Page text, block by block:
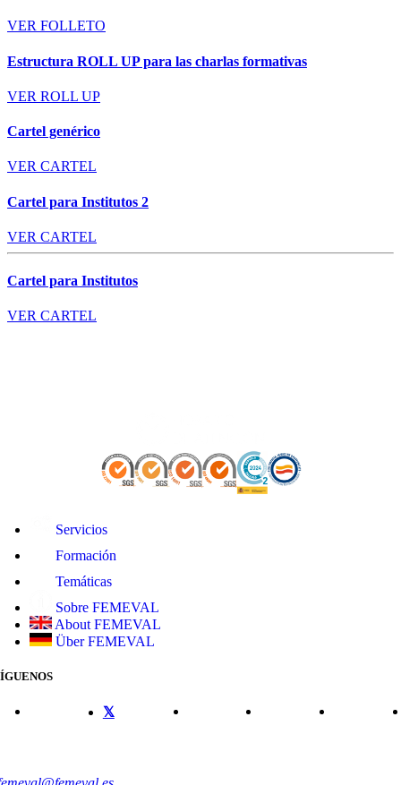
VER FOLLETO
Estructura ROLL UP para las charlas formativas
VER ROLL UP
Cartel genérico
VER CARTEL
Cartel para Institutos 2
VER CARTEL
Cartel para Institutos
VER CARTEL
Servicios
Formación
Temáticas
Sobre FEMEVAL
About FEMEVAL
Über FEMEVAL